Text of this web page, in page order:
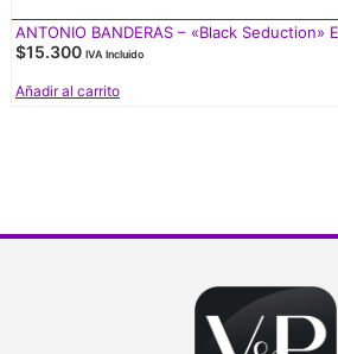
ANTONIO BANDERAS – «Black Seduction»
$15.300 IVA Incluido
Añadir al carrito